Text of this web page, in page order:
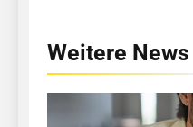
Weitere News